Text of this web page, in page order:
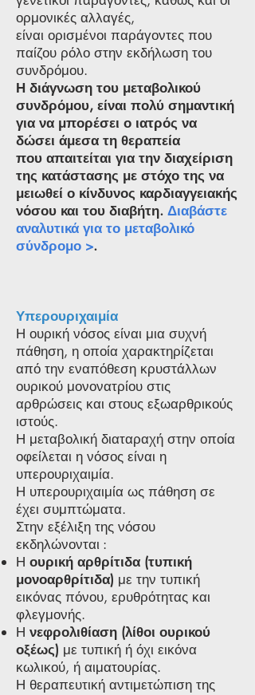
ορμονικές αλλαγές,
είναι ορισμένοι παράγοντες που
παίζου ρόλο στην εκδήλωση του
συνδρόμου.
Η διάγνωση του μεταβολικού
συνδρόμου, είναι πολύ σημαντική
για να μπορέσει ο ιατρός να
δώσει άμεσα τη θεραπεία
που απαιτείται για την διαχείριση
της κατάστασης με στόχο της να
μειωθεί ο κίνδυνος καρδιαγγειακής
νόσου και του διαβήτη. Διαβάστε
αναλυτικά για το μεταβολικό
σύνδρομο >.
Υπερουριχαιμία
Η ουρική νόσος είναι μια συχνή
πάθηση, η οποία χαρακτηρίζεται
από την εναπόθεση κρυστάλλων
ουρικού μονονατρίου στις
αρθρώσεις και στους εξωαρθρικούς
ιστούς.
Η μεταβολική διαταραχή στην οποία
οφείλεται η νόσος είναι η
υπερουριχαιμία.
Η υπερουριχαιμία ως πάθηση σε
έχει συμπτώματα.
Στην εξέλιξη της νόσου
εκδηλώνονται :
Η ουρική αρθρίτιδα (τυπική
μονοαρθρίτιδα) με την τυπική
εικόνας πόνου, ερυθρότητας και
φλεγμονής.
Η νεφρολιθίαση (λίθοι ουρικού
οξέως) με τυπική ή όχι εικόνα
κωλικού, ή αιματουρίας.
Η θεραπευτική αντιμετώπιση της